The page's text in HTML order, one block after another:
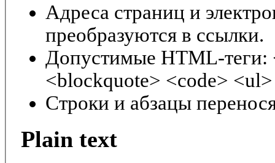
Адреса страниц и
преобразуются в ссылки.
Допустимые HTML-теги:
<blockquote> <code>
Строки и абзацы
Plain text